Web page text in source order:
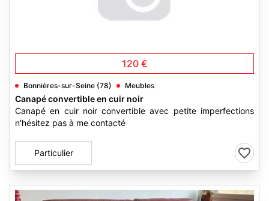
120 €
Bonnières-sur-Seine (78) Meubles
Canapé convertible en cuir noir
Canapé en cuir noir convertible avec petite imperfections
n'hésitez pas à me contacté
Particulier